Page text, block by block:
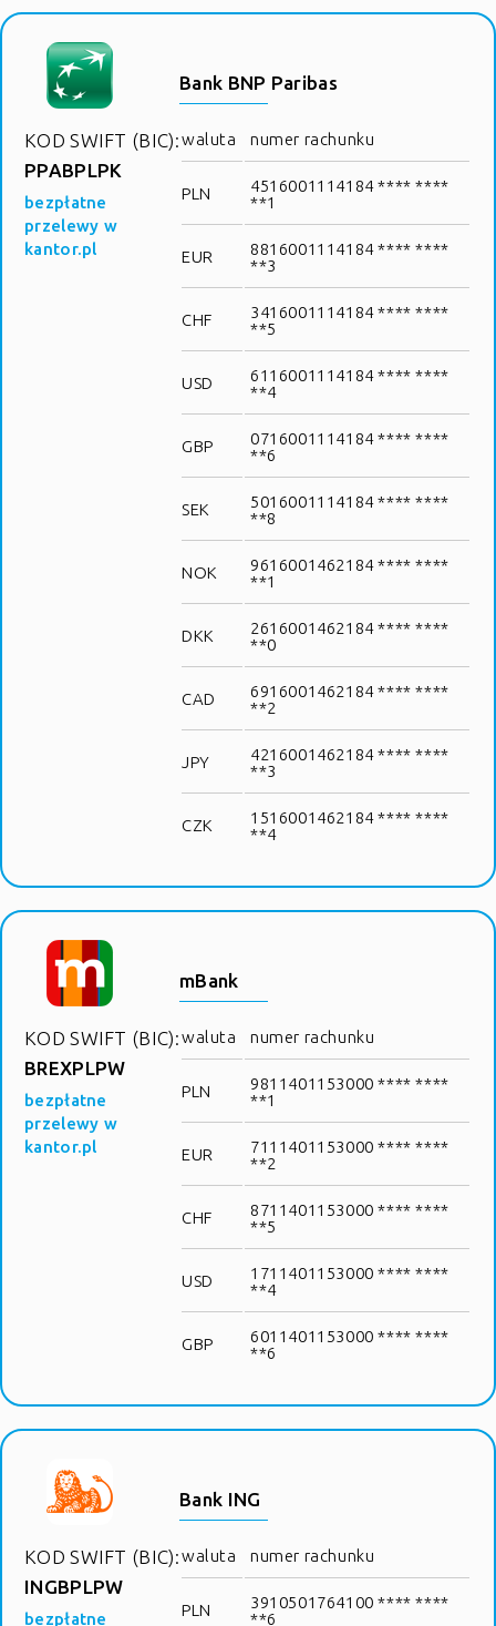
KOD SWIFT (BIC):
PPABPLPK
bezpłatne
przelewy w
kantor.pl
Bank BNP Paribas
waluta numer rachunku
PLN
4516001114184 **** ****
**1
EUR
8816001114184 **** ****
**3
CHF
3416001114184 **** ****
**5
USD
6116001114184 **** ****
**4
GBP
0716001114184 **** ****
**6
SEK
5016001114184 **** ****
**8
NOK
9616001462184 **** ****
**1
DKK
2616001462184 **** ****
**0
CAD
6916001462184 **** ****
**2
JPY
4216001462184 **** ****
**3
CZK
1516001462184 **** ****
**4
KOD SWIFT (BIC):
BREXPLPW
bezpłatne
przelewy w
kantor.pl
mBank
waluta numer rachunku
PLN
9811401153000 **** ****
**1
EUR
7111401153000 **** ****
**2
CHF
8711401153000 **** ****
**5
USD
1711401153000 **** ****
**4
GBP
6011401153000 **** ****
**6
KOD SWIFT (BIC):
INGBPLPW
bezpłatne
Bank ING
waluta numer rachunku
PLN
3910501764100 **** ****
**6